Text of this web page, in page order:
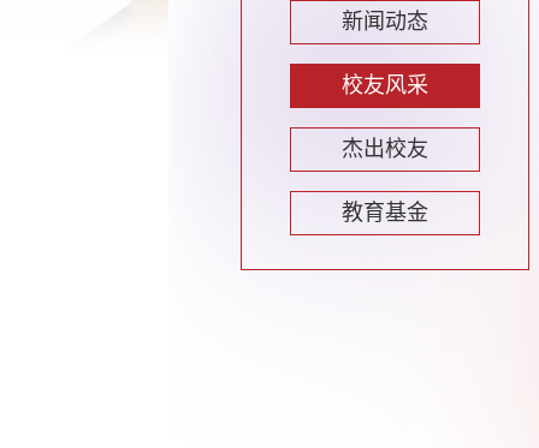
新闻动态
校友风采
杰出校友
教育基金